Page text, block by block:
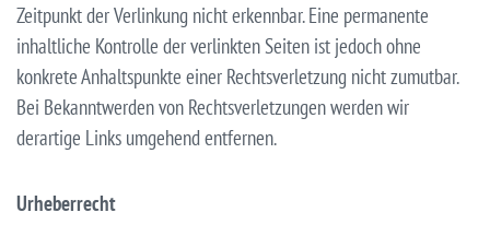
Zeitpunkt der Verlinkung nicht erkennbar. Eine permanente
inhaltliche Kontrolle der verlinkten Seiten ist jedoch ohne
konkrete Anhaltspunkte einer Rechtsverletzung nicht zumutbar.
Bei Bekanntwerden von Rechtsverletzungen werden wir
derartige Links umgehend entfernen.
Urheberrecht